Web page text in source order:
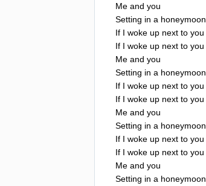
Me and you
Setting in a honeymoon
If I woke up next to you
If I woke up next to you
Me and you
Setting in a honeymoon
If I woke up next to you
If I woke up next to you
Me and you
Setting in a honeymoon
If I woke up next to you
If I woke up next to you
Me and you
Setting in a honeymoon